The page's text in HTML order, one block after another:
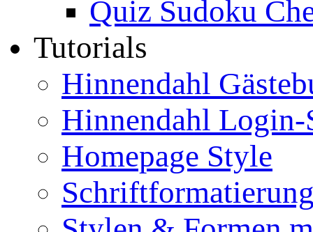
Quiz Sudoku
Tutorials
Hinnendahl
Hinnendahl Login-
Homepage Style